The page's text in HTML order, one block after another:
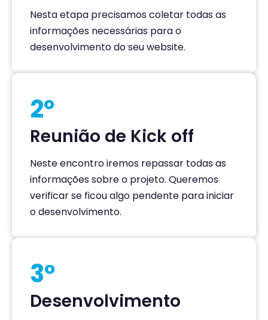
Nesta etapa precisamos coletar todas as
informações necessárias para o
desenvolvimento do seu website.
2º
Reunião de Kick off
Neste encontro iremos repassar todas as
informações sobre o projeto. Queremos
verificar se ficou algo pendente para iniciar
o desenvolvimento.
3º
Desenvolvimento